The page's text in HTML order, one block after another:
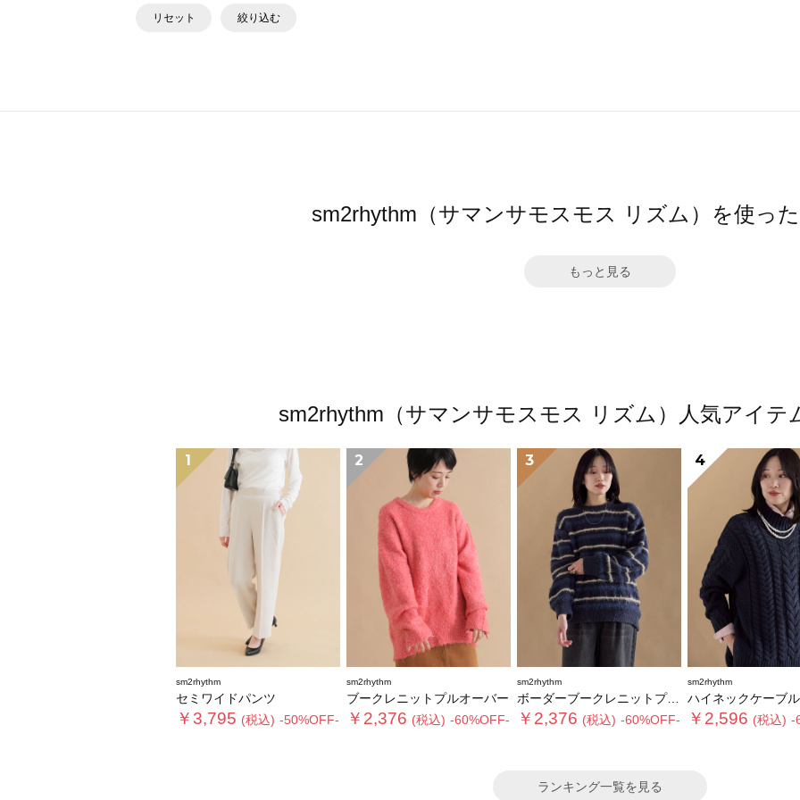
リセット 絞り込む
sm2rhythm（サマンサモスモス リズム）を使っ
もっと見る
sm2rhythm（サマンサモスモス リズム）人気アイテ
1
sm2rhythm
セミワイドパンツ
￥3,795 (税込) -50%OFF-
2
sm2rhythm
ブークレニットプルオーバー
￥2,376 (税込) -60%OFF-
3
sm2rhythm
ボーダーブークレニットプルオーバー
￥2,376 (税込) -60%OFF-
4
sm2rhythm
ハイネックケーブルニットプ
￥2,596 (税込) -
ランキング一覧を見る